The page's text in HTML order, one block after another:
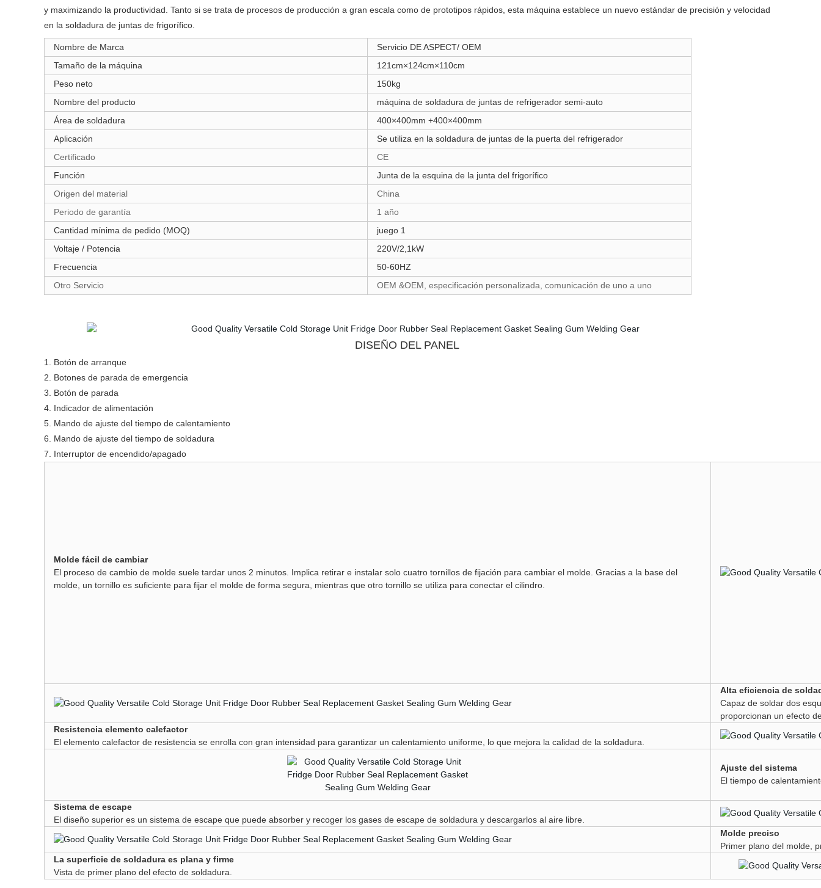
y maximizando la productividad. Tanto si se trata de procesos de producción a gran escala como de prototipos rápidos, esta máquina establece un nuevo estándar de precisión y velocidad
en la soldadura de juntas de frigorífico.
Nombre de Marca
Servicio DE ASPECT/ OEM
Tamaño de la máquina
121cm×124cm×110cm
Peso neto
150kg
Nombre del producto
máquina de soldadura de juntas de refrigerador semi-auto
Área de soldadura
400×400mm +400×400mm
Aplicación
Se utiliza en la soldadura de juntas de la puerta del refrigerador
Certificado
CE
Función
Junta de la esquina de la junta del frigorífico
Origen del material
China
Periodo de garantía
1 año
Cantidad mínima de pedido (MOQ)
juego 1
Voltaje / Potencia
220V/2,1kW
Frecuencia
50-60HZ
Otro Servicio
OEM &OEM, especificación personalizada, comunicación de uno a uno
DISEÑO DEL PANEL
1. Botón de arranque
2. Botones de parada de emergencia
3. Botón de parada
4. Indicador de alimentación
5. Mando de ajuste del tiempo de calentamiento
6. Mando de ajuste del tiempo de soldadura
7. Interruptor de encendido/apagado
Molde fácil de cambiar
El proceso de cambio de molde suele tardar unos 2 minutos. Implica retirar e instalar solo cuatro tornillos de fijación para cambiar el molde. Gracias a la base del
molde, un tornillo es suficiente para fijar el molde de forma segura, mientras que otro tornillo se utiliza para conectar el cilindro.
Alta eficiencia de
Capaz de soldar dos
proporcionan un efecto
Resistencia elemento calefactor
El elemento calefactor de resistencia se enrolla con gran intensidad para garantizar un calentamiento uniforme, lo que mejora la calidad de la soldadura.
Ajuste del sistema
El tiempo de
Sistema de escape
El diseño superior es un sistema de escape que puede absorber y recoger los gases de escape de soldadura y descargarlos al aire libre.
Molde preciso
Primer plano del molde ,
La superficie de soldadura es plana y firme
Vista de primer plano del efecto de soldadura.